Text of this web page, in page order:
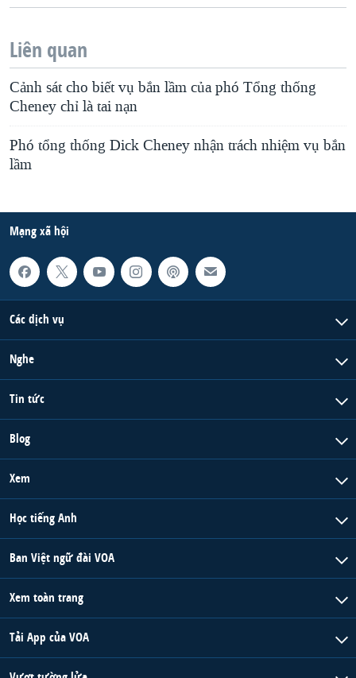
Liên quan
Cảnh sát cho biết vụ bắn lầm của phó Tổng thống
Cheney chỉ là tai nạn
Phó tổng thống Dick Cheney nhận trách nhiệm vụ bắn
lầm
Mạng xã hội
Các dịch vụ
Nghe
Tin tức
Blog
Xem
Học tiếng Anh
Ban Việt ngữ đài VOA
Xem toàn trang
Tải App của VOA